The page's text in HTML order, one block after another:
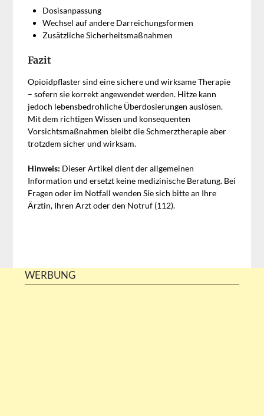
Dosisanpassung
Wechsel auf andere Darreichungsformen
Zusätzliche Sicherheitsmaßnahmen
Fazit
Opioidpflaster sind eine sichere und wirksame Therapie
– sofern sie korrekt angewendet werden. Hitze kann
jedoch lebensbedrohliche Überdosierungen auslösen.
Mit dem richtigen Wissen und konsequenten
Vorsichtsmaßnahmen bleibt die Schmerztherapie aber
trotzdem sicher und wirksam.
Hinweis: Dieser Artikel dient der allgemeinen
Information und ersetzt keine medizinische Beratung. Bei
Fragen oder im Notfall wenden Sie sich bitte an Ihre
Ärztin, Ihren Arzt oder den Notruf (112).
WERBUNG